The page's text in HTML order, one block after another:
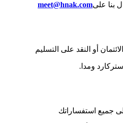
بنا علىmeet@hnak.com
أو النقد على التسليم
ومدا.
جميع استفساراتك